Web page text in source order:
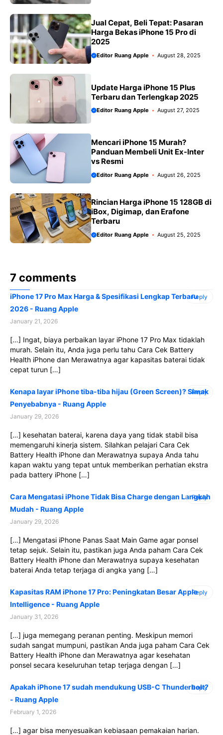
Jual Cepat, Beli Tepat: Pasaran
Harga Bekas iPhone 15 Pro di
2025
Editor Ruang Apple August 28, 2025
Update Harga iPhone 15 Plus
Terbaru dan Terlengkap 2025
Editor Ruang Apple August 27, 2025
Mencari iPhone 15 Murah?
Panduan Membeli Unit Ex-Inter
vs Resmi
Editor Ruang Apple August 26, 2025
Rincian Harga iPhone 15 128GB di
iBox, Digimap, dan Erafone
Terbaru
Editor Ruang Apple August 25, 2025
7 comments
iPhone 17 Pro Max Harga & Spesifikasi Lengkap Terbaru
2026 - Ruang Apple
January 21, 2026
[…] Ingat, biaya perbaikan layar iPhone 17 Pro Max tidaklah
murah. Selain itu, Anda juga perlu tahu Cara Cek Battery
Health iPhone dan Merawatnya agar kapasitas baterai tidak
cepat turun […]
Reply
Kenapa layar iPhone tiba-tiba hijau (Green Screen)? Simak
Penyebabnya - Ruang Apple
January 29, 2026
[…] kesehatan baterai, karena daya yang tidak stabil bisa
memengaruhi kinerja sistem. Silahkan pelajari Cara Cek
Battery Health iPhone dan Merawatnya supaya Anda tahu
kapan waktu yang tepat untuk memberikan perhatian ekstra
pada battery iPhone […]
Reply
Cara Mengatasi iPhone Tidak Bisa Charge dengan Langkah
Mudah - Ruang Apple
January 29, 2026
[…] Mengatasi iPhone Panas Saat Main Game agar ponsel
tetap sejuk. Selain itu, pastikan juga Anda paham Cara Cek
Battery Health iPhone dan Merawatnya supaya kesehatan
baterai Anda tetap terjaga di angka yang […]
Reply
Kapasitas RAM iPhone 17 Pro: Peningkatan Besar Apple
Intelligence - Ruang Apple
January 31, 2026
[…] juga memegang peranan penting. Meskipun memori
sudah sangat mumpuni, pastikan Anda juga paham Cara Cek
Battery Health iPhone dan Merawatnya agar kesehatan
ponsel secara keseluruhan tetap terjaga dengan […]
Reply
Apakah iPhone 17 sudah mendukung USB-C Thunderbolt?
- Ruang Apple
February 1, 2026
[…] agar bisa menyesuaikan kebiasaan pemakaian harian.
Reply